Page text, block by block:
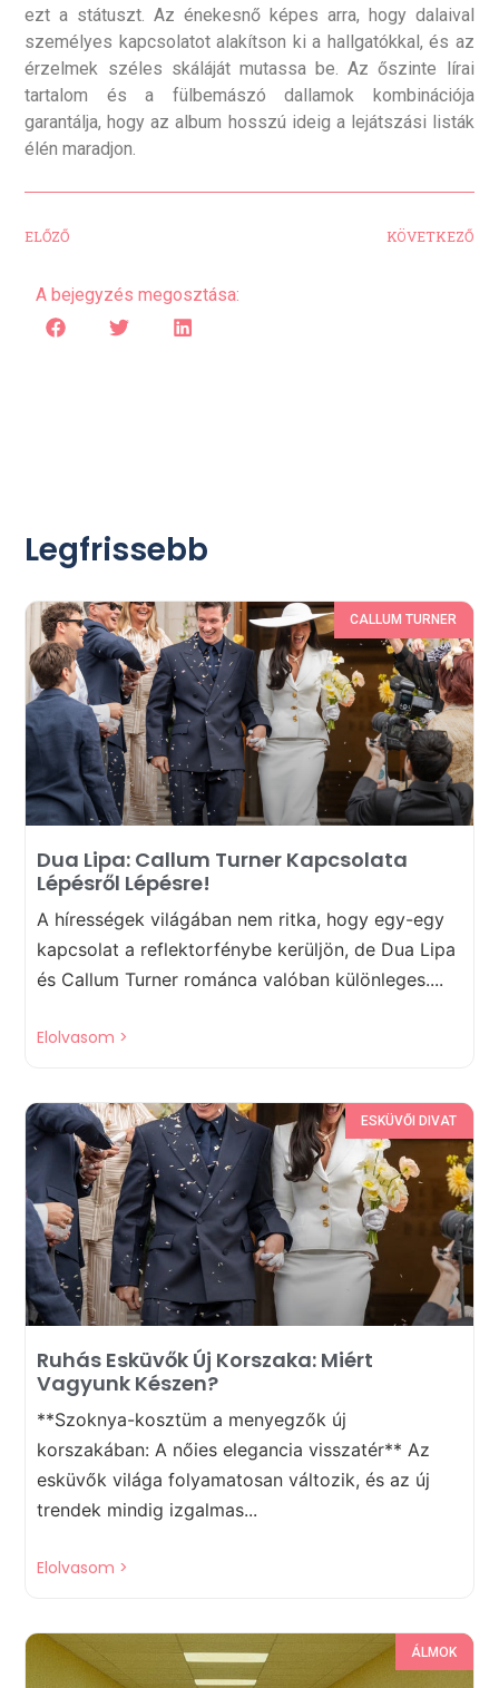
ezt a státuszt. Az énekesnő képes arra, hogy dalaival
személyes kapcsolatot alakítson ki a hallgatókkal, és az
érzelmek széles skáláját mutassa be. Az őszinte lírai
tartalom és a fülbemászó dallamok kombinációja
garantálja, hogy az album hosszú ideig a lejátszási listák
élén maradjon.
ELŐZŐ KÖVETKEZŐ
A bejegyzés megosztása:
Legfrissebb
CALLUM TURNER
Dua Lipa: Callum Turner Kapcsolata
Lépésről Lépésre!
A hírességek világában nem ritka, hogy egy-egy
kapcsolat a reflektorfénybe kerüljön, de Dua Lipa
és Callum Turner románca valóban különleges....
Elolvasom >
ESKÜVŐI DIVAT
Ruhás Esküvők Új Korszaka: Miért
Vagyunk Készen?
**Szoknya-kosztüm a menyegzők új
korszakában: A nőies elegancia visszatér** Az
esküvők világa folyamatosan változik, és az új
trendek mindig izgalmas...
Elolvasom >
ÁLMOK